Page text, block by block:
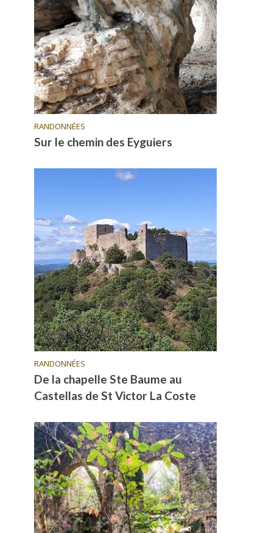
RANDONNÉES
Sur le chemin des Eyguiers
RANDONNÉES
De la chapelle Ste Baume au
Castellas de St Victor La Coste